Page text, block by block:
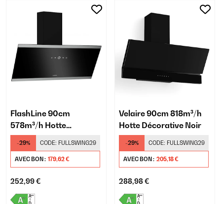
FlashLine 90cm
578m³/h Hotte
Décorative Noir
-29% CODE: FULLSWING29
AVEC BON : 179,62 €
252,99 €
Velaire 90cm 818m³/h
Hotte Décorative Noir
-29% CODE: FULLSWING29
AVEC BON : 205,18 €
288,98 €